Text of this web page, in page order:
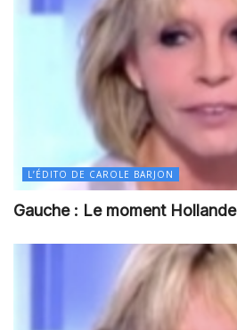
L’ÉDITO DE CAROLE BARJON
Gauche : Le moment Hollande